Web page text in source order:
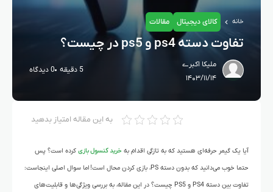
خانه کالای دیجیتال مقالات
تفاوت دسته ps4 و ps5 در چیست؟
ملیکا اکبرے
۱۴۰۳/۱۱/۱۴
5 دقیقه 0 دیدگاه
به این مقاله امتیاز بدهید
آیا یک گیمر حرفه‌ای هستید که به تازگی اقدام به خرید کنسول بازی کرده است؟ پس
حتما خوب می‌دانید که بدون دسته PS، بازی کردن محال است! اما سوال اصلی اینجاست:
تفاوت بین دسته PS4 و PS5 چیست؟ در این مقاله، به بررسی ویژگی‌ها و قابلیت‌های